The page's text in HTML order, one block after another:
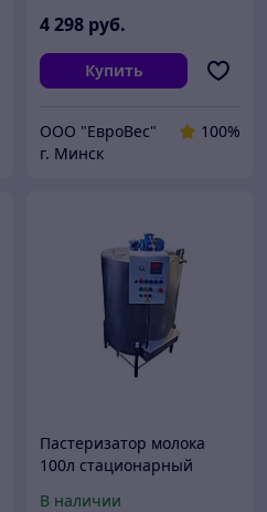
4 298 руб.
Купить
ООО "ЕвроВес"
100%
г. Минск
Пастеризатор молока
100л стационарный
В наличии